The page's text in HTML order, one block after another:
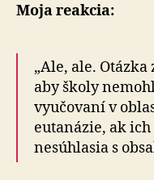
Moja reakcia:
„Ale, ale.
aby školy
vyučovaní v
eutanázie, ak
nesúhlasia s